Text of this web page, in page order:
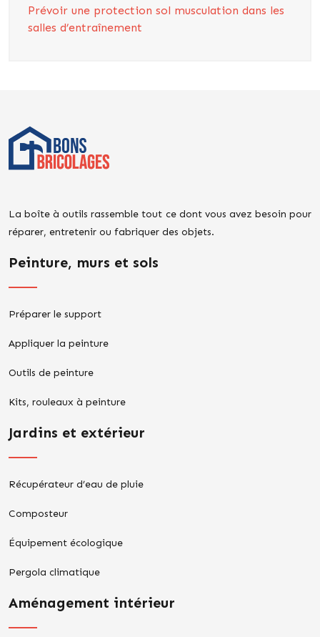
Prévoir une protection sol musculation dans les
salles d’entraînement
La boîte à outils rassemble tout ce dont vous avez besoin pour
réparer, entretenir ou fabriquer des objets.
Peinture, murs et sols
Préparer le support
Appliquer la peinture
Outils de peinture
Kits, rouleaux à peinture
Jardins et extérieur
Récupérateur d’eau de pluie
Composteur
Équipement écologique
Pergola climatique
Aménagement intérieur